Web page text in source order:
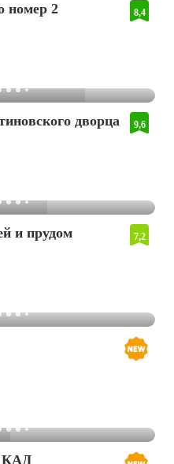
номер 2 8,4
дворца 9,6
и прудом 7,2
КАД